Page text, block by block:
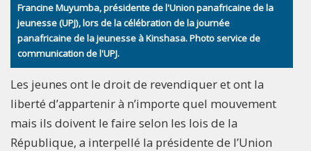
Francine Muyumba, présidente de l'Union panafricaine de la
jeunesse (UPJ), lors de la célébration de la journée
panafricaine de la jeunesse à Kinshasa. Photo service de
communication de l'UPJ.
Les jeunes ont le droit de revendiquer et ont la
liberté d’appartenir à n’importe quel mouvement
mais ils doivent le faire selon les lois de la
République, a interpellé la présidente de l’Union